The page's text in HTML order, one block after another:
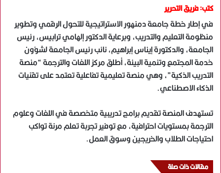
كتب: فريق التحرير
في إطار خطة جامعة دمنهور الاستراتيجية للتحول الرقمي وتطوير
منظومة التعليم والتدريب، وبرعاية الدكتور إلهامي ترابيس، رئيس
الجامعة، والدكتورة إيناس إبراهيم، نائب رئيس الجامعة لشؤون
خدمة المجتمع وتنمية البيئة، أطلق مركز اللغات والترجمة “منصة
التدريب الذكية”، وهي منصة تعليمية تفاعلية تعتمد على تقنيات
الذكاء الاصطناعي.
تستهدف المنصة تقديم برامج تدريبية متخصصة في اللغات وعلوم
الترجمة بمستويات احترافية، مع توفير تجربة تعلم مرنة تواكب
احتياجات الطلاب والخريجين وسوق العمل.
مقالات ذات صلة